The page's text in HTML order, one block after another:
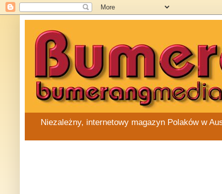
Niezależny, internetowy magazyn Polaków w